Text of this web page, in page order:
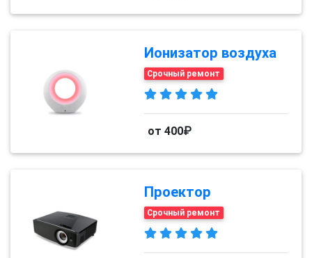
Ионизатор воздуха
Срочный ремонт
от 400₽
Проектор
Срочный ремонт